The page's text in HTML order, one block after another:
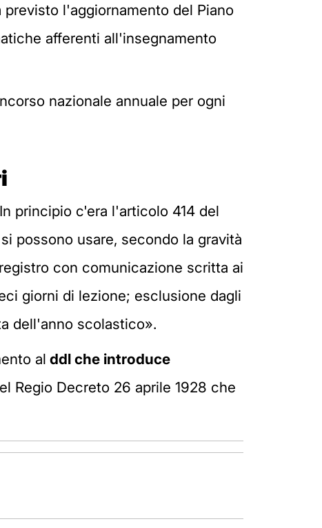
l'aggiornamento del Piano
afferenti all'insegnamento
nazionale annuale per ogni
principio c'era l'articolo 414 del
possono usare, secondo la gravità
con comunicazione scritta ai
giorni di lezione; esclusione dagli
dell'anno scolastico».
al ddl che introduce
Regio Decreto 26 aprile 1928 che